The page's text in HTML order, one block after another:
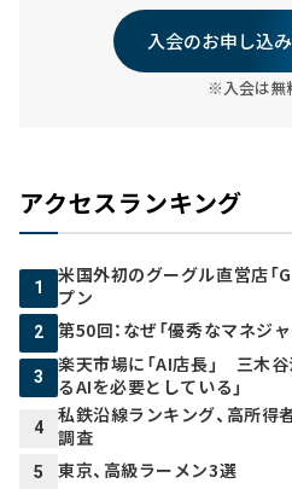
入会のお申し込
※入会は無
アクセスランキング
1
米国外初のグーグル直営店
プン
2 第50回：なぜ「優秀なマネジ
3
楽天市場に「AI店長」 三木
るAIを必要としている」
4
私鉄沿線ランキング、高所
調査
5 東京、高級ラーメン3選